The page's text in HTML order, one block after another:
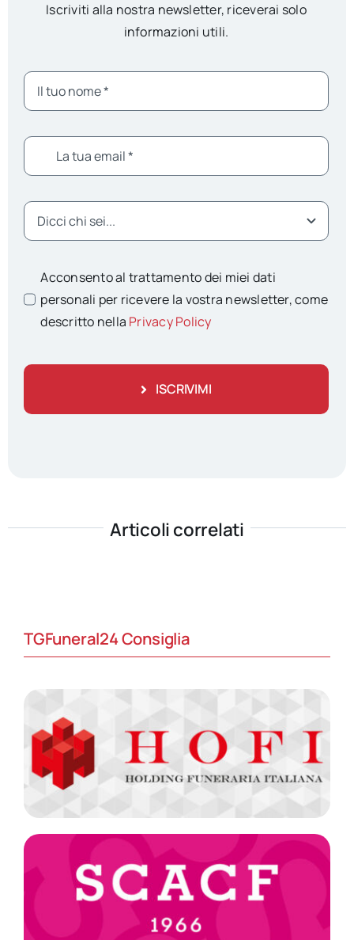
Iscriviti alla nostra newsletter, riceverai solo
informazioni utili.
Acconsento al trattamento dei miei dati
personali per ricevere la vostra newsletter, come
descritto nella Privacy Policy
ISCRIVIMI
Articoli correlati
TGFuneral24 Consiglia